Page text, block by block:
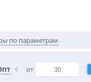
по параметрам
от